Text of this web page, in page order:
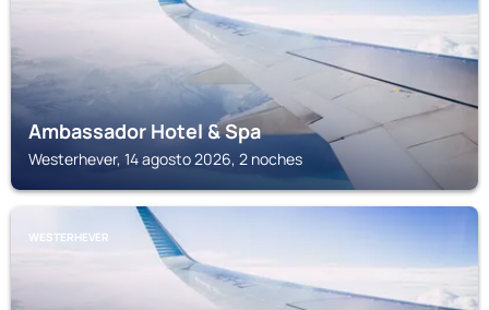
Ambassador Hotel & Spa
Westerhever, 14 agosto 2026, 2 noches
WESTERHEVER